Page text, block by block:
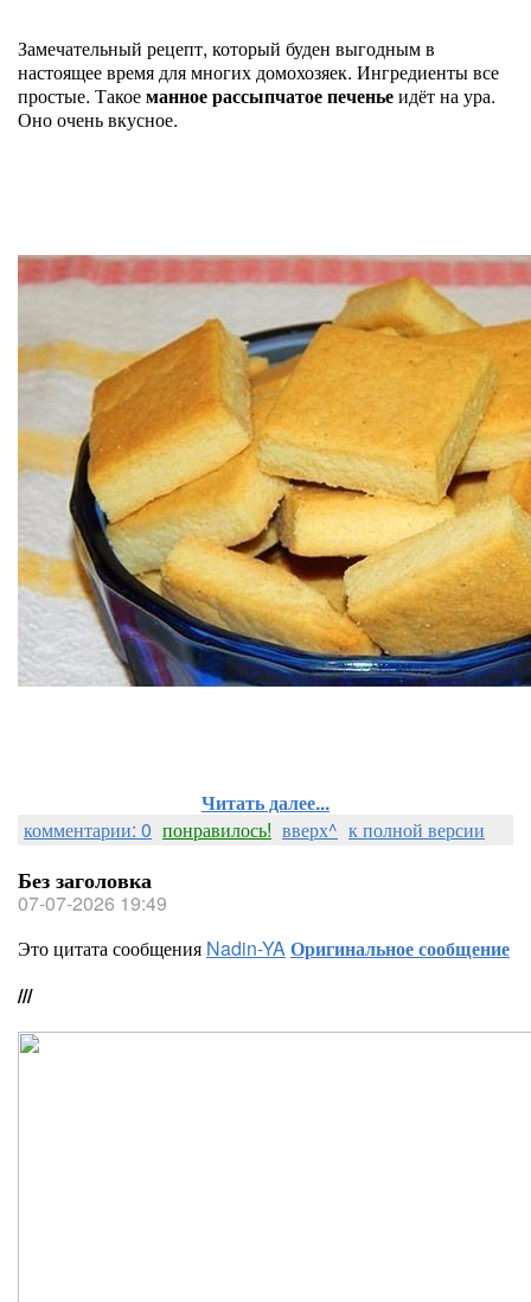
Замечательный рецепт, который буден выгодным в
настоящее время для многих домохозяек. Ингредиенты все
простые. Такоеманное рассыпчатое печеньеидёт на ура.
Оно очень вкусное.
Читать далее...
комментарии: 0 понравилось! вверх^ к полной версии
Без заголовка
07-07-2026 19:49
Это цитата сообщения Nadin-YAОригинальное сообщение
///